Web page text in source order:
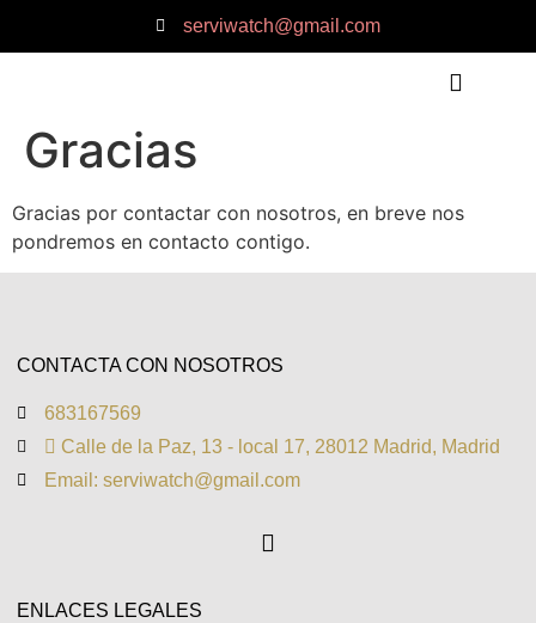
serviwatch@gmail.com
Gracias
Gracias por contactar con nosotros, en breve nos
pondremos en contacto contigo.
CONTACTA CON NOSOTROS
683167569
 Calle de la Paz, 13 - local 17, 28012 Madrid, Madrid
Email: serviwatch@gmail.com
ENLACES LEGALES